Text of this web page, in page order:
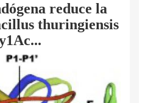
reduce la
thuringiensis